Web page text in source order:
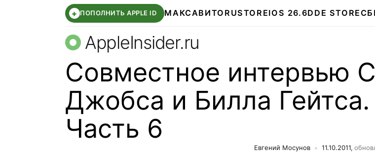
+ ПОПОЛНИТЬ APPLE ID МАКСАВИТО RUSTOREIOS 26.6DDE STORE
AppleInsider.ru
Совместное интервью
Джобса и Билла Гейтса.
Часть 6
Евгений Мосунов 11.10.2011,